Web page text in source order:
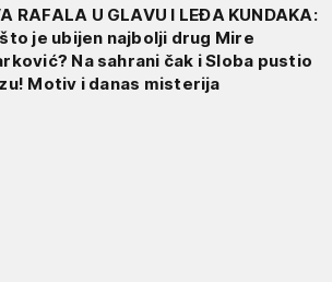
RAFALA U GLAVU I LEĐA KUNDAKA:
je ubijen najbolji drug Mire
Na sahrani čak i Sloba pustio
Motiv i danas misterija